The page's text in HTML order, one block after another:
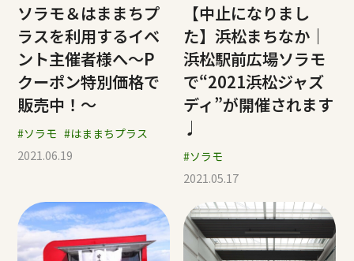
ソラモ＆はままちプ
ラスを利用するイベ
ント主催者様へ～P
クーポン特別価格で
販売中！～
#ソラモ #はままちプラス
2021.06.19
【中止になりまし
た】浜松まちなか｜
浜松駅前広場ソラモ
で“2021浜松ジャズ
ディ”が開催されます
♩
#ソラモ
2021.05.17